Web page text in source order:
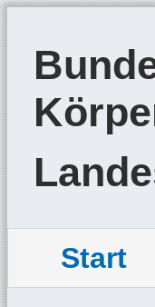
Start